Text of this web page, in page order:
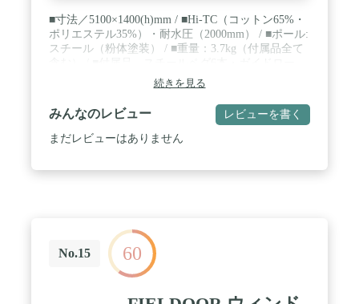
杭部分とフレームが分離している構造のため風向き
やその日のサイトに合わせた角度で陣幕を設置可能
です。人通りの多い場所でのプライベート性を高め
サイドのベルクロで張りを調整可能】シート両端に
が可能です。 / 【巻取り可能なサイドシート】サイ
ドのシートは本体へ巻取り可能となっており、キャ
ンプサイトの広さによってサイズの調整を行うこと
■寸法／5100×1400(h)mm / ■Hi-TC（コットン65%・
ポリエステル35%）・耐水圧（2000mm） / ■ポール:
スチール（粉体塗装） / ■重量：3.7kg（付属品全て
プ：６mｘ2・3ｍｘ2、専用キャリーバッグ
（62x12.5x12.5cm)、■付属のペグは汎用タイプで
す。設営場所によってはより耐用性に優れたタイプ
の購入・使用をお薦めします
続きを見る
みんなのレビュー レビューを書く
まだレビューはありません
No.15 60